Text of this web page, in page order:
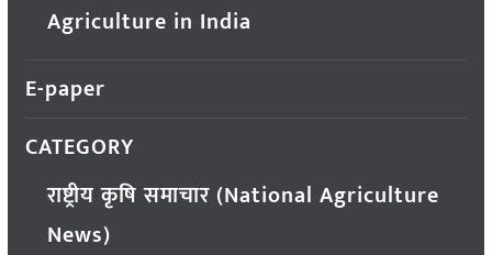
Agriculture in India
E-paper
CATEGORY
राष्ट्रीय कृषि समाचार (National Agriculture
News)